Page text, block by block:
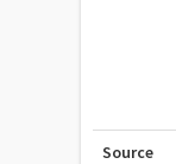
Source